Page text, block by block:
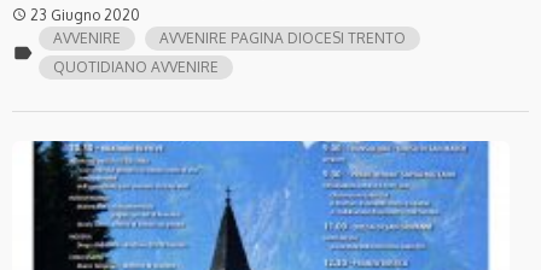
access_time 23 Giugno 2020
label
AVVENIRE
AVVENIRE PAGINA DIOCESI TRENTO
QUOTIDIANO AVVENIRE